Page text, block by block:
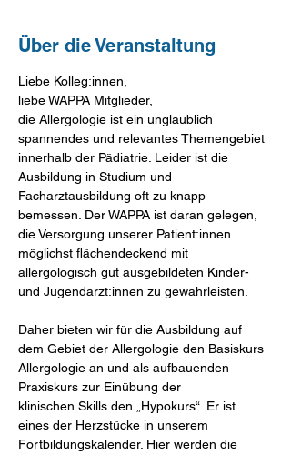
Über die Veranstaltung
Liebe Kolleg:innen,
liebe WAPPA Mitglieder,
die Allergologie ist ein unglaublich
spannendes und relevantes Themengebiet
innerhalb der Pädiatrie. Leider ist die
Ausbildung in Studium und
Facharztausbildung oft zu knapp
bemessen. Der WAPPA ist daran gelegen,
die Versorgung unserer Patient:innen
möglichst flächendeckend mit
allergologisch gut ausgebildeten Kinder-
und Jugendärzt:innen zu gewährleisten.
Daher bieten wir für die Ausbildung auf
dem Gebiet der Allergologie den Basiskurs
Allergologie an und als aufbauenden
Praxiskurs zur Einübung der
klinischen Skills den „Hypokurs“. Er ist
eines der Herzstücke in unserem
Fortbildungskalender. Hier werden die